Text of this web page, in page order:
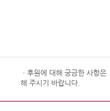
ㆍ후원에 대해 궁금한 사항은
해 주시기 바랍니다.